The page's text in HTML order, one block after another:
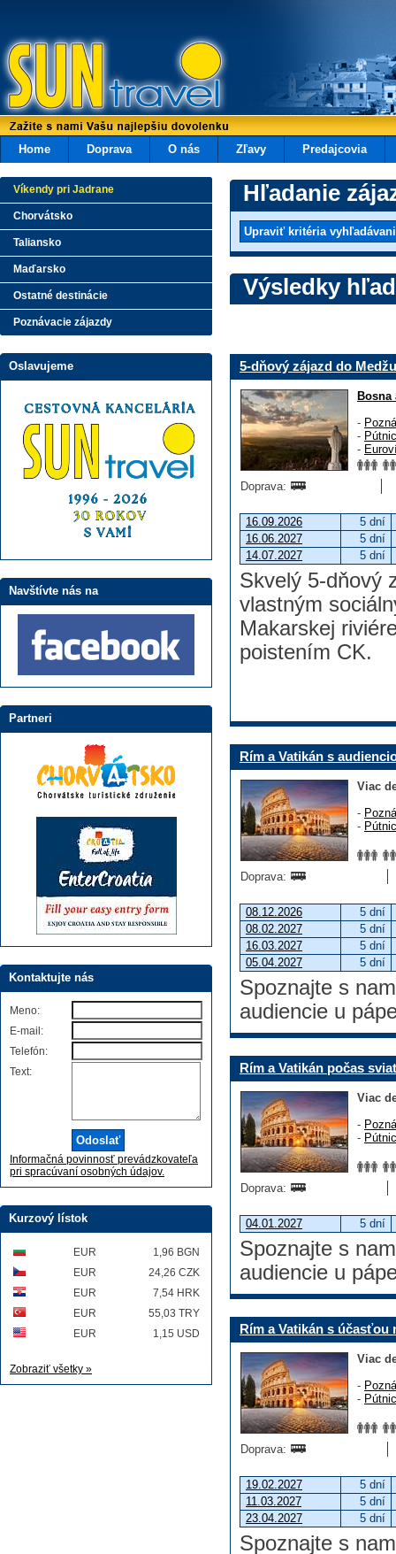
Home Doprava O nás Zľavy Predajcovia
Hľadanie
Výsledky
5-dňový zájazd do
Bosna
-
-
-
Doprava:
16.09.2026
5 dní
16.06.2027
5 dní
14.07.2027
5 dní
Skvelý 5-dňový
vlastným
Makarskej
poistením CK.
Rím a Vatikán s
Viac
-
-
Doprava:
08.12.2026
5 dní
08.02.2027
5 dní
16.03.2027
5 dní
05.04.2027
5 dní
Spoznajte s
audiencie u
Rím a Vatikán počas
Viac
-
-
Doprava:
04.01.2027 5 dní
Spoznajte s
audiencie u
Rím a Vatikán s účasťou
Viac
-
-
Doprava:
19.02.2027
5 dní
11.03.2027
5 dní
23.04.2027
5 dní
Spoznajte s
Víkendy pri Jadrane
Chorvátsko
Taliansko
Maďarsko
Ostatné destinácie
Poznávacie zájazdy
Oslavujeme
Navštívte nás na
Partneri
Kontaktujte nás
Meno:
E-mail:
Telefón:
Text:
Informačná povinnosť prevádzkovateľa
pri spracúvaní osobných údajov.
Kurzový lístok
EUR
1,96 BGN
EUR
24,26 CZK
EUR
7,54 HRK
EUR
55,03 TRY
EUR
1,15 USD
Zobraziť všetky »